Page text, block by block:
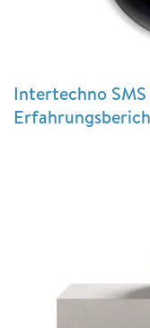
Intertechno SMS